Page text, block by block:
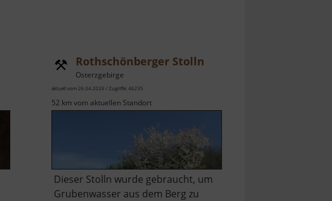
Rothschönberger Stolln
Osterzgebirge
aktuell vom 26.04.2026 / Zugriffe: 46235
52 km vom aktuellen Standort
Dieser Stolln wurde gebraucht, um
Grubenwasser aus dem Berg zu